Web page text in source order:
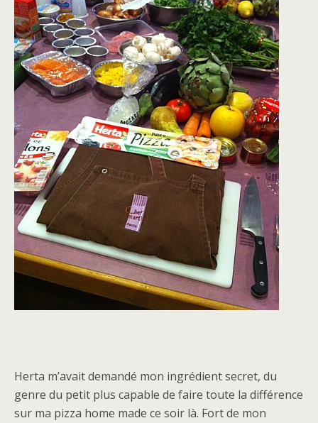
Herta m’avait demandé mon ingrédient secret, du
genre du petit plus capable de faire toute la différence
sur ma pizza home made ce soir là. Fort de mon